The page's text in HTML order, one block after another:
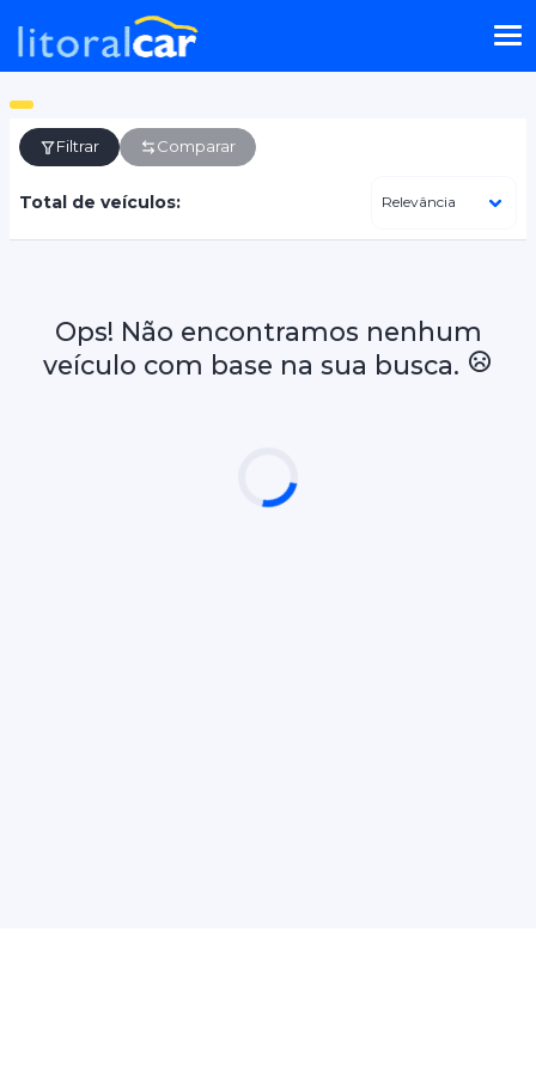
Filtrar Comparar
Total de veículos:
Ops! Não encontramos nenhum
veículo com base na sua busca.